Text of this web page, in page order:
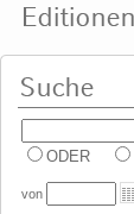
ODER
von